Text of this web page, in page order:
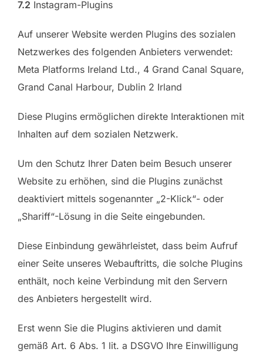
7.2 Instagram-Plugins
Auf unserer Website werden Plugins des sozialen
Netzwerkes des folgenden Anbieters verwendet:
Meta Platforms Ireland Ltd., 4 Grand Canal Square,
Grand Canal Harbour, Dublin 2 Irland
Diese Plugins ermöglichen direkte Interaktionen mit
Inhalten auf dem sozialen Netzwerk.
Um den Schutz Ihrer Daten beim Besuch unserer
Website zu erhöhen, sind die Plugins zunächst
deaktiviert mittels sogenannter „2-Klick“- oder
„Shariff“-Lösung in die Seite eingebunden.
Diese Einbindung gewährleistet, dass beim Aufruf
einer Seite unseres Webauftritts, die solche Plugins
enthält, noch keine Verbindung mit den Servern
des Anbieters hergestellt wird.
Erst wenn Sie die Plugins aktivieren und damit
gemäß Art. 6 Abs. 1 lit. a DSGVO Ihre Einwilligung